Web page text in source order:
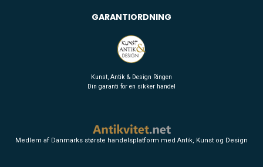
GARANTIORDNING
Kunst, Antik & Design Ringen
Din garanti for en sikker handel
Medlem af Danmarks største handelsplatform med Antik, Kunst og Design